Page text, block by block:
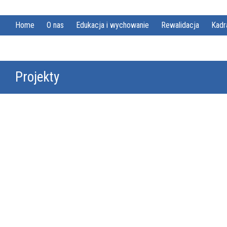
Home O nas Edukacja i wychowanie Rewalidacja
Projekty